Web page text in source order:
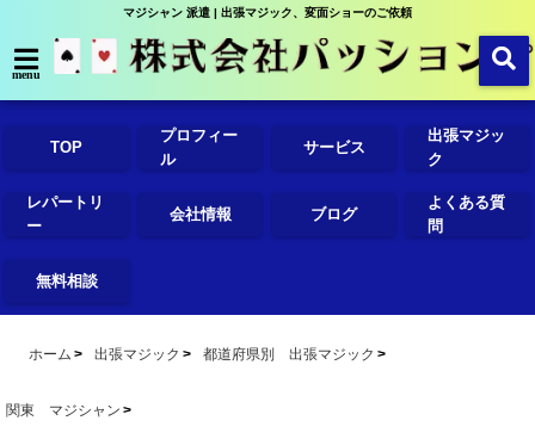
マジシャン 派遣 | 出張マジック、変面ショーのご依頼
menu
TOP
プロフィー
ル
サービス
出張マジッ
ク
レパートリ
ー
会社情報 ブログ
よくある質
問
無料相談
ホーム 出張マジック 都道府県別 出張マジック
関東 マジシャン